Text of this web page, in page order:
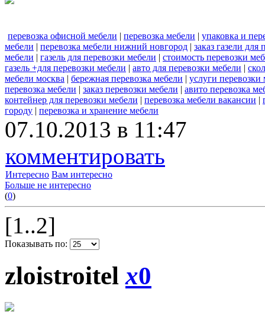
перевозка офисной мебели | перевозка мебели | упаковка и
мебели | перевозка мебели нижний новгород | заказ газели для
мебели | газель для перевозки мебели | стоимость перевозки
газель +для перевозки мебели | авто для перевозки мебели |
мебели москва | бережная перевозка мебели | услуги перевозки
перевозка мебели | заказ перевозки мебели | авито перевозка
контейнер для перевозки мебели | перевозка мебели вакансии |
городу | перевозка и хранение мебели
07.10.2013 в 11:47
комментировать
Интересно Вам интересно
Больше не интересно
(0)
[1..2]
Показывать по:
zloistroitelx0